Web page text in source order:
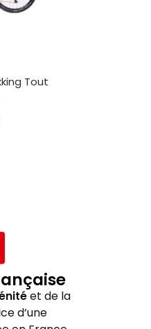
Tout
et de la
d’une